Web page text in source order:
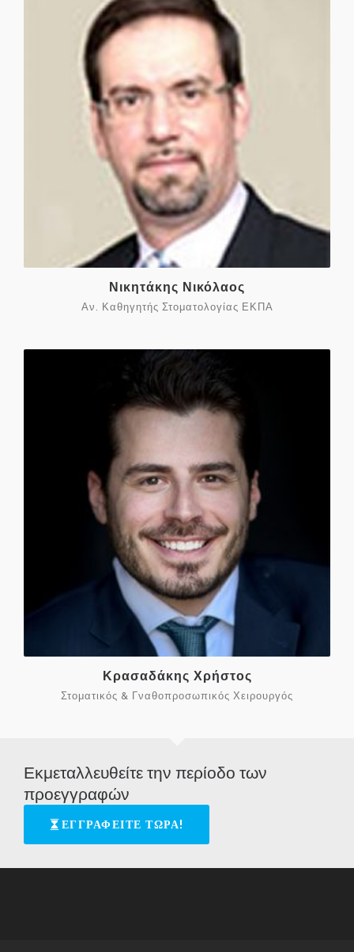
Νικητάκης Νικόλαος
Αν. Καθηγητής Στοματολογίας ΕΚΠΑ
Κρασαδάκης Χρήστος
Στοματικός & Γναθοπροσωπικός Χειρουργός
Εκμεταλλευθείτε την περίοδο των
προεγγραφών
ΕΓΓΡΑΦΕΙΤΕ ΤΩΡΑ!